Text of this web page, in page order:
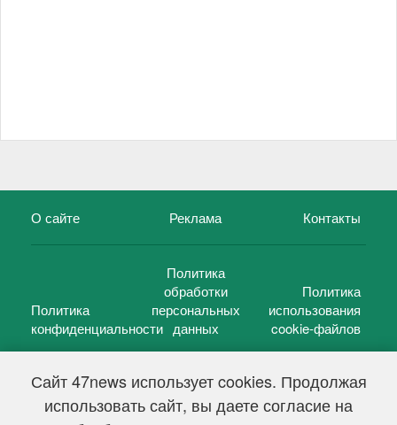
Сайт 47news использует cookies. Продолжая
использовать сайт, вы даете согласие на
О сайте Реклама Контакты
Политика
конфиденциальности
Политика
обработки
персональных
данных
Политика
использования
cookie-файлов
47 новостей (47 news)2005 — 2026 г.